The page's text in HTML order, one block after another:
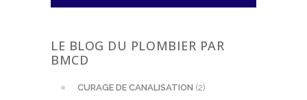
LE BLOG DU PLOMBIER PAR
BMCD
CURAGE DE CANALISATION (2)